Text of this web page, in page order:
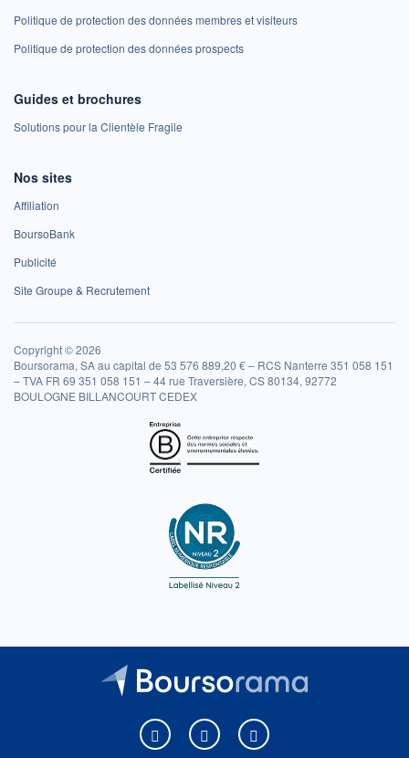
Politique de protection des données membres et visiteurs
Politique de protection des données prospects
Guides et brochures
Solutions pour la Clientèle Fragile
Nos sites
Affiliation
BoursoBank
Publicité
Site Groupe & Recrutement
Copyright © 2026
Boursorama, SA au capital de 53 576 889,20 € – RCS Nanterre 351 058 151
– TVA FR 69 351 058 151 – 44 rue Traversière, CS 80134, 92772
BOULOGNE BILLANCOURT CEDEX
Boursorama sur Facebook
Boursorama sur XBoursorama sur